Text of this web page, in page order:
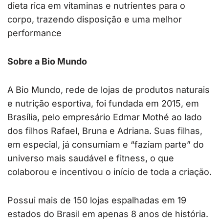
dieta rica em vitaminas e nutrientes para o
corpo, trazendo disposição e uma melhor
performance
Sobre a Bio Mundo
A Bio Mundo, rede de lojas de produtos naturais
e nutrição esportiva, foi fundada em 2015, em
Brasília, pelo empresário Edmar Mothé ao lado
dos filhos Rafael, Bruna e Adriana. Suas filhas,
em especial, já consumiam e “faziam parte” do
universo mais saudável e fitness, o que
colaborou e incentivou o início de toda a criação.
Possui mais de 150 lojas espalhadas em 19
estados do Brasil em apenas 8 anos de história.